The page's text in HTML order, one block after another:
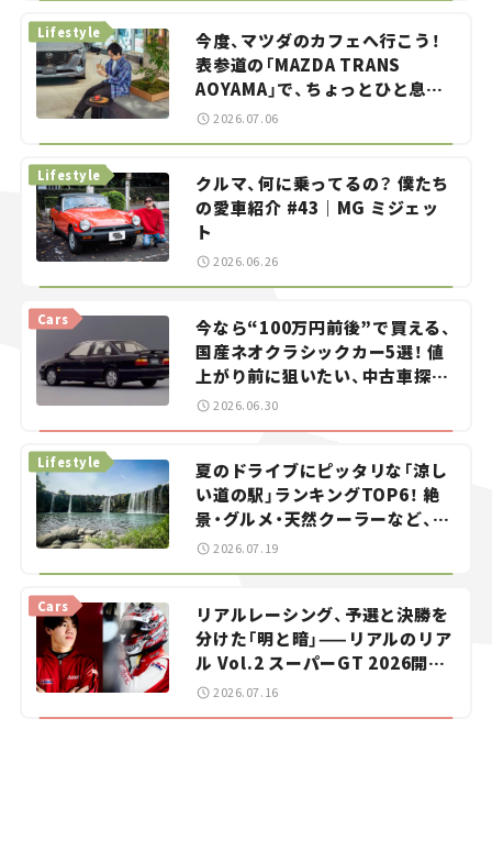
今度、マツダのカフェへ行こう！
表参道の「MAZDA TRANS
AOYAMA」で、ちょっとひと息。
——連載｜CCGとクルマでどうす
Lifestyle
2026.07.06
クルマ、何に乗ってるの？ 僕たち
の愛車紹介 #43｜MG ミジェッ
ト
Lifestyle
2026.06.26
今なら“100万円前後”で買える、
国産ネオクラシックカー5選！ 値
上がり前に狙いたい、中古車探し
をお手伝い――ちょっとイケてるマ
Cars
2026.06.30
夏のドライブにピッタリな「涼し
い道の駅」ランキングTOP6！ 絶
景・グルメ・天然クーラーなど、避
暑におすすめのスポットを紹介
【道の駅マニアの推し駅ガイド】
Lifestyle
2026.07.19
リアルレーシング、予選と決勝を
分けた「明と暗」——リアルのリア
ル Vol.2 スーパーGT 2026開幕
戦 岡山国際サーキット
Cars
2026.07.16